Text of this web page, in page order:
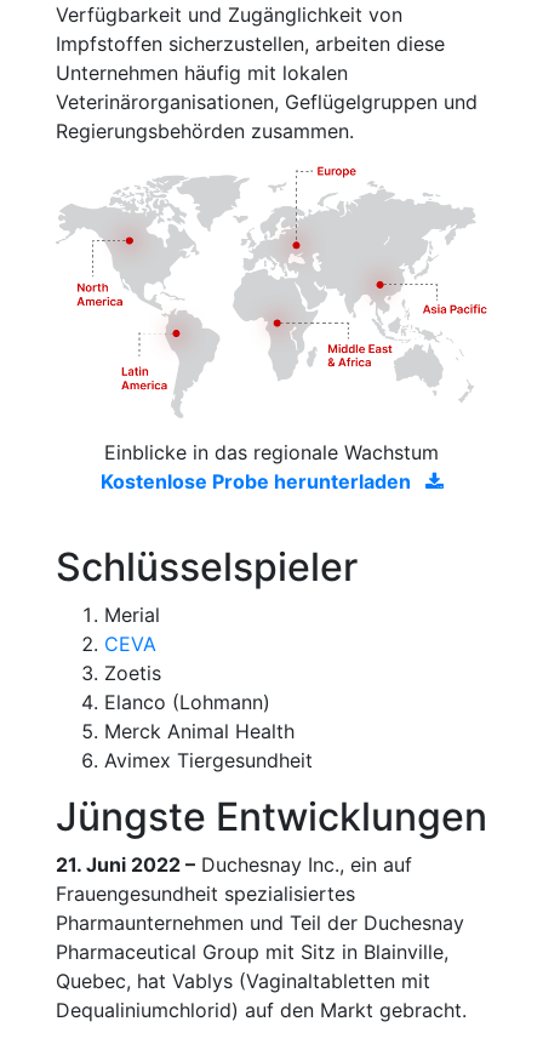
Verfügbarkeit und Zugänglichkeit von
Impfstoffen sicherzustellen, arbeiten diese
Unternehmen häufig mit lokalen
Veterinärorganisationen, Geflügelgruppen und
Regierungsbehörden zusammen.
Einblicke in das regionale Wachstum
Kostenlose Probe herunterladen
Schlüsselspieler
Merial
CEVA
Zoetis
Elanco (Lohmann)
Merck Animal Health
Avimex Tiergesundheit
Jüngste Entwicklungen
21. Juni 2022 – Duchesnay Inc., ein auf
Frauengesundheit spezialisiertes
Pharmaunternehmen und Teil der Duchesnay
Pharmaceutical Group mit Sitz in Blainville,
Quebec, hat Vablys (Vaginaltabletten mit
Dequaliniumchlorid) auf den Markt gebracht.